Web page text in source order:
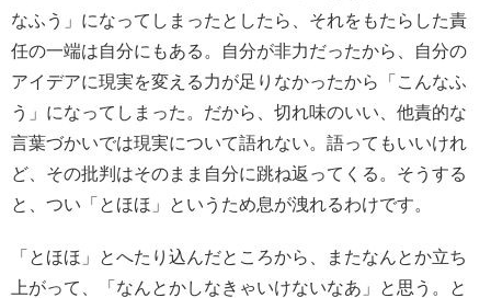
なふう」になってしまったとしたら、それをもたらした責
任の一端は自分にもある。自分が非力だったから、自分の
アイデアに現実を変える力が足りなかったから「こんなふ
う」になってしまった。だから、切れ味のいい、他責的な
言葉づかいでは現実について語れない。語ってもいいけれ
ど、その批判はそのまま自分に跳ね返ってくる。そうする
と、つい「とほほ」というため息が洩れるわけです。
「とほほ」とへたり込んだところから、またなんとか立ち
上がって、「なんとかしなきゃいけないなあ」と思う。と